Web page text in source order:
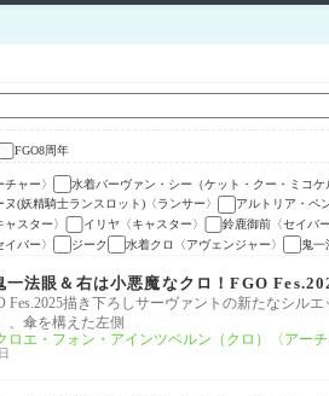
FGO8周年
ャー〉 水着バーヴァン・シー（ケット・クー・ミコケ
(妖精騎士ランスロット)〈ランサー〉 アルトリア・ペ
スター〉
イリヤ〈キャスター〉
鈴鹿御前〈セイバー
バー〉
ジーク 水着クロ〈アヴェンジャー〉 鬼一
一法眼＆右は小悪魔なクロ！FGO
Fes.2025描き下ろしサーヴァントの新たなシル
、傘を構えた左側
ロエ・フォン・アインツベルン（クロ）〈アーチ